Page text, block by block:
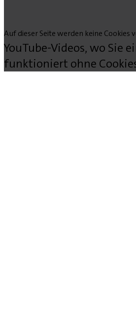
Auf dieser Seite werden keine
YouTube-Videos, wo Sie
funktioniert ohne